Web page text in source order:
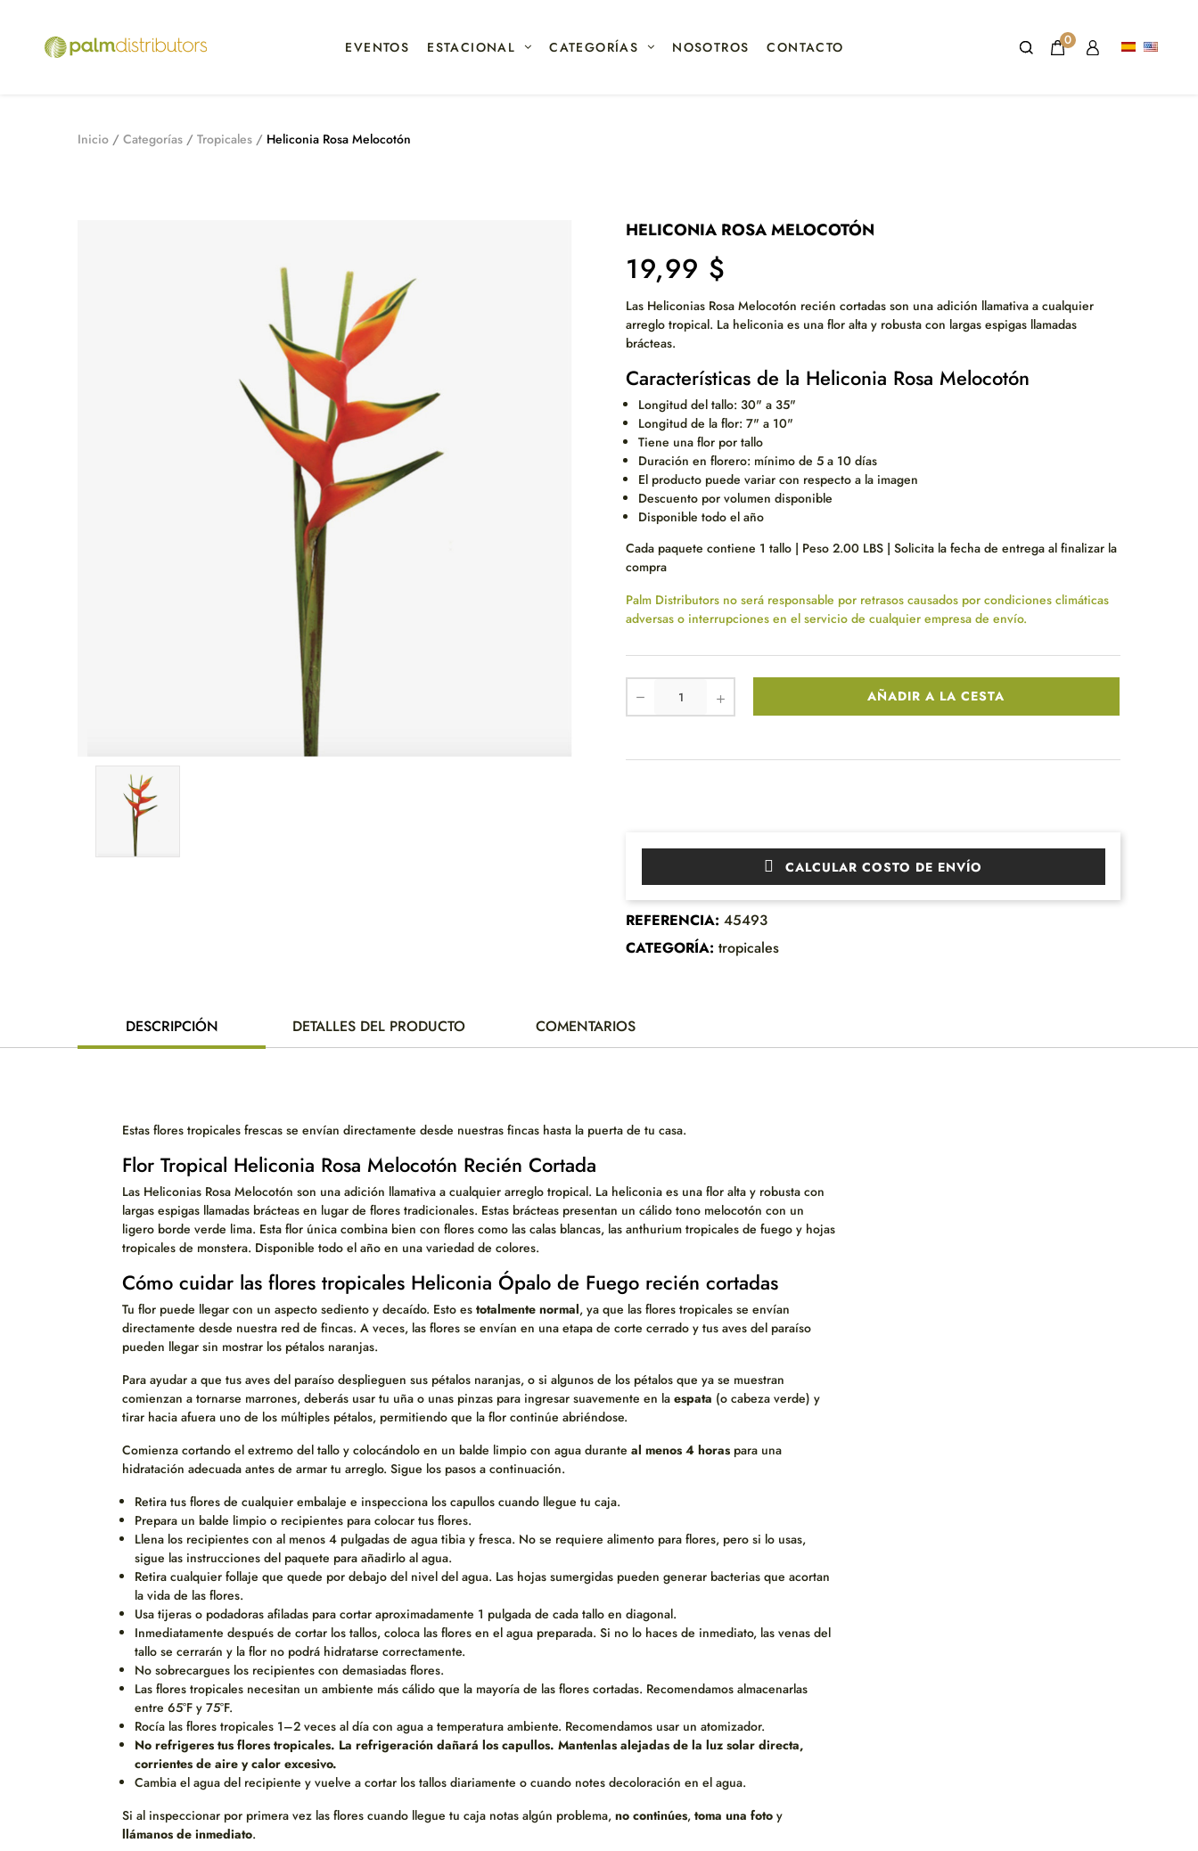
EVENTOS ESTACIONAL CATEGORÍAS NOSOTROS CONTACTO 0
Inicio Categorías Tropicales Heliconia Rosa Melocotón
HELICONIA ROSA MELOCOTÓN
19,99 $
Las Heliconias Rosa Melocotón recién cortadas son una adición llamativa a cualquier
arreglo tropical. La heliconia es una flor alta y robusta con largas espigas llamadas
brácteas.
Características de la Heliconia Rosa Melocotón
Longitud del tallo: 30" a 35"
Longitud de la flor: 7" a 10"
Tiene una flor por tallo
Duración en florero: mínimo de 5 a 10 días
El producto puede variar con respecto a la imagen
Descuento por volumen disponible
Disponible todo el año
Cada paquete contiene 1 tallo | Peso 2.00 LBS | Solicita la fecha de entrega al finalizar la
compra
Palm Distributors no será responsable por retrasos causados por condiciones climáticas
adversas o interrupciones en el servicio de cualquier empresa de envío.
AÑADIR A LA CESTA
CALCULAR COSTO DE ENVÍO
REFERENCIA: 45493
CATEGORÍA: tropicales
DESCRIPCIÓN DETALLES DEL PRODUCTO COMENTARIOS
Estas flores tropicales frescas se envían directamente desde nuestras fincas hasta la puerta de tu casa.
Flor Tropical Heliconia Rosa Melocotón Recién Cortada
Las Heliconias Rosa Melocotón son una adición llamativa a cualquier arreglo tropical. La heliconia es una flor alta y robusta con
largas espigas llamadas brácteas en lugar de flores tradicionales. Estas brácteas presentan un cálido tono melocotón con un
ligero borde verde lima. Esta flor única combina bien con flores como las calas blancas, las anthurium tropicales de fuego y hojas
tropicales de monstera. Disponible todo el año en una variedad de colores.
Cómo cuidar las flores tropicales Heliconia Ópalo de Fuego recién cortadas
Tu flor puede llegar con un aspecto sediento y decaído. Esto es totalmente normal, ya que las flores tropicales se envían
directamente desde nuestra red de fincas. A veces, las flores se envían en una etapa de corte cerrado y tus aves del paraíso
pueden llegar sin mostrar los pétalos naranjas.
Para ayudar a que tus aves del paraíso desplieguen sus pétalos naranjas, o si algunos de los pétalos que ya se muestran
comienzan a tornarse marrones, deberás usar tu uña o unas pinzas para ingresar suavemente en la espata (o cabeza verde) y
tirar hacia afuera uno de los múltiples pétalos, permitiendo que la flor continúe abriéndose.
Comienza cortando el extremo del tallo y colocándolo en un balde limpio con agua durante al menos 4 horas para una
hidratación adecuada antes de armar tu arreglo. Sigue los pasos a continuación.
Retira tus flores de cualquier embalaje e inspecciona los capullos cuando llegue tu caja.
Prepara un balde limpio o recipientes para colocar tus flores.
Llena los recipientes con al menos 4 pulgadas de agua tibia y fresca. No se requiere alimento para flores, pero si lo usas,
sigue las instrucciones del paquete para añadirlo al agua.
Retira cualquier follaje que quede por debajo del nivel del agua. Las hojas sumergidas pueden generar bacterias que acortan
la vida de las flores.
Usa tijeras o podadoras afiladas para cortar aproximadamente 1 pulgada de cada tallo en diagonal.
Inmediatamente después de cortar los tallos, coloca las flores en el agua preparada. Si no lo haces de inmediato, las venas del
tallo se cerrarán y la flor no podrá hidratarse correctamente.
No sobrecargues los recipientes con demasiadas flores.
Las flores tropicales necesitan un ambiente más cálido que la mayoría de las flores cortadas. Recomendamos almacenarlas
entre 65°F y 75°F.
Rocía las flores tropicales 1–2 veces al día con agua a temperatura ambiente. Recomendamos usar un atomizador.
No refrigeres tus flores tropicales. La refrigeración dañará los capullos. Mantenlas alejadas de la luz solar directa,
corrientes de aire y calor excesivo.
Cambia el agua del recipiente y vuelve a cortar los tallos diariamente o cuando notes decoloración en el agua.
Si al inspeccionar por primera vez las flores cuando llegue tu caja notas algún problema, no continúes, toma una foto y
llámanos de inmediato.